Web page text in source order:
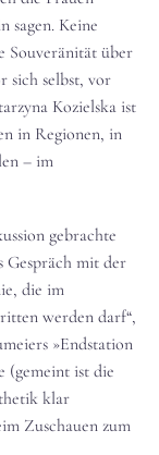
sagen. Keine
Souveränität über
sich selbst, vor
Kozielska ist
in Regionen, in
– im
gebrachte
Gespräch mit der
die im
werden darf“,
»Endstation
(gemeint ist die
klar
Zuschauen zum